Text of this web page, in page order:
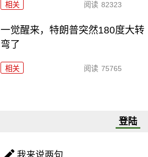
相关 阅读 82323
一觉醒来，特朗普突然180度大转
弯了
相关 阅读 75765
登陆